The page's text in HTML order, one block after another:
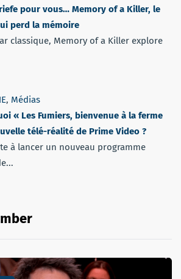
pour vous… Memory of a Killer, le
perd la mémoire
classique, Memory of a Killer explore
, Médias
« Les Fumiers, bienvenue à la ferme
télé-réalité de Prime Video ?
à lancer un nouveau programme